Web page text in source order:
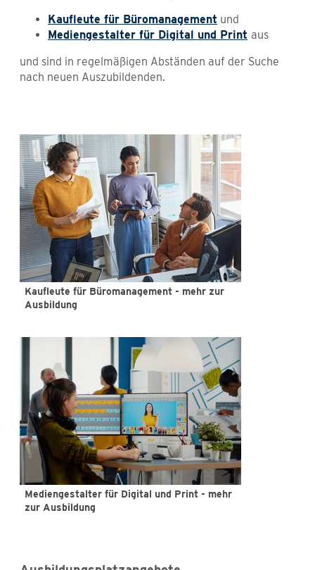
Kaufleute für Büromanagement und
Mediengestalter für Digital und Print aus
und sind in regelmäßigen Abständen auf der Suche
nach neuen Auszubildenden.
Kaufleute für Büromanagement - mehr zur
Ausbildung
Mediengestalter für Digital und Print - mehr
zur Ausbildung